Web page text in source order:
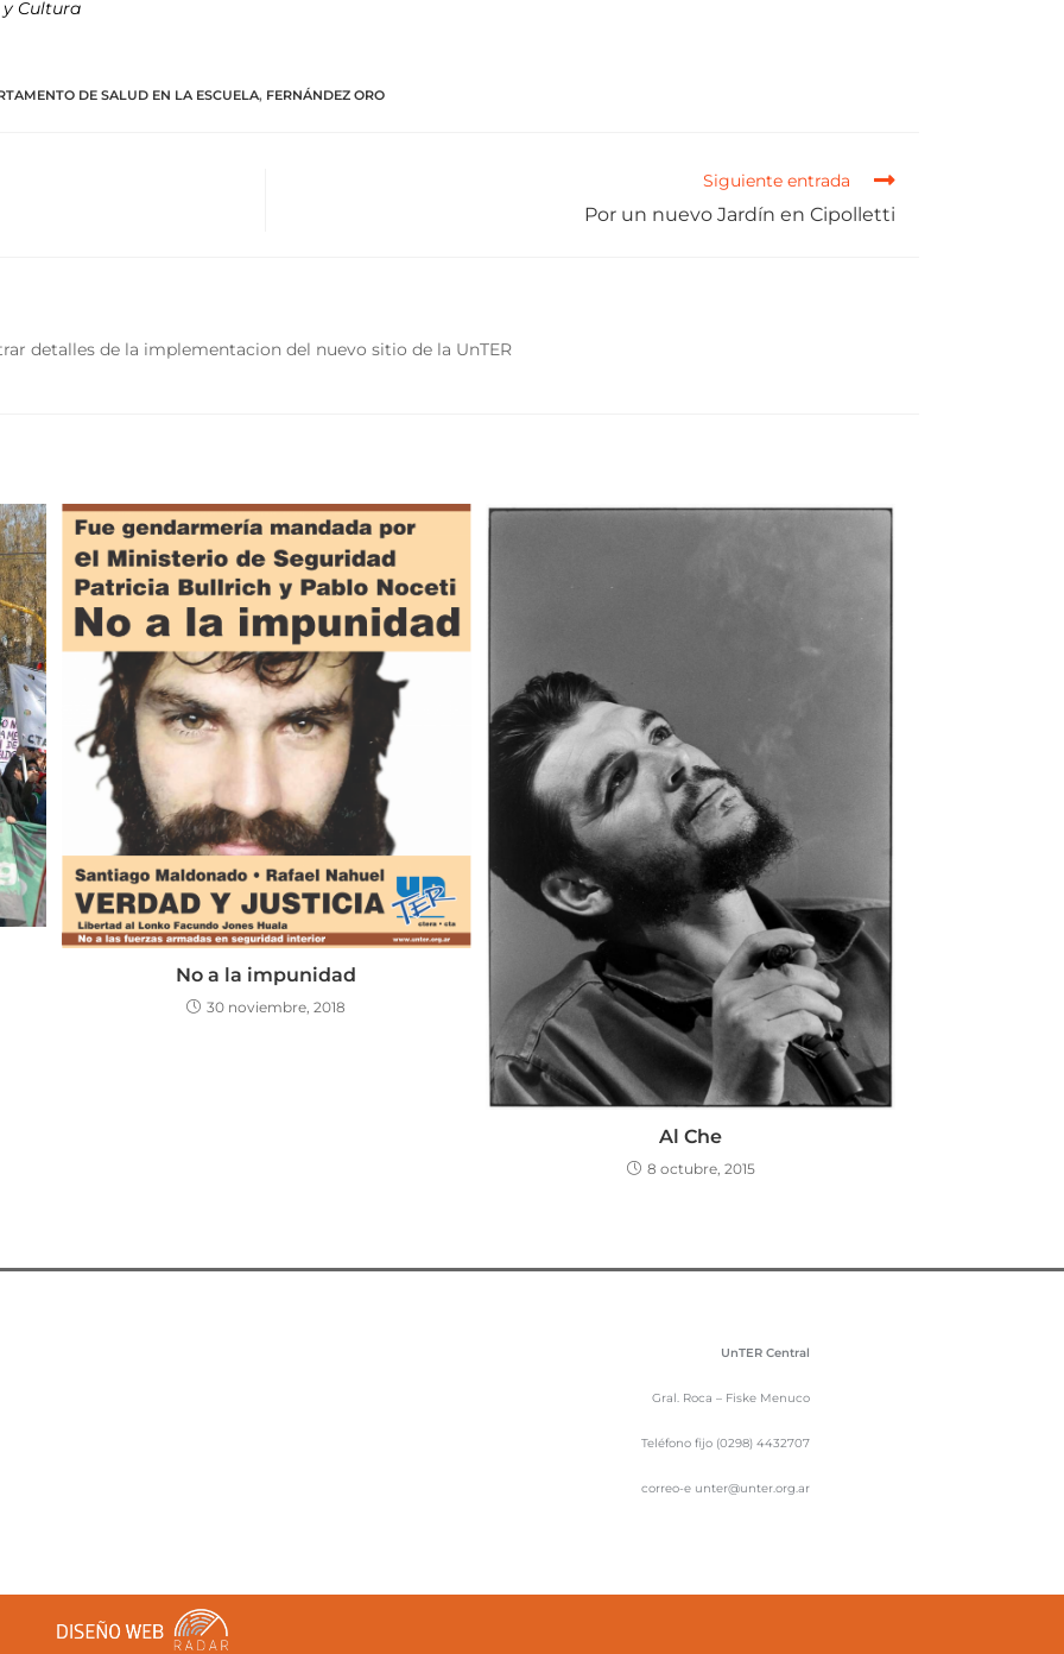
y Cultura
DE SALUD EN LA ESCUELA, FERNÁNDEZ ORO
Siguiente entrada
Por un nuevo Jardín en Cipolletti
detalles de la implementacion del nuevo sitio de la UnTER
No a la impunidad
30 noviembre, 2018
Al Che
8 octubre, 2015
UnTER Central
Gral. Roca – Fiske Menuco
Teléfono fijo (0298) 4432707
correo-e unter@unter.org.ar